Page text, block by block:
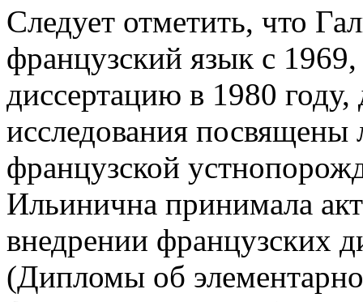
Следует отметить, что
французский язык с
диссертацию в 1980
исследования посвящены
французской
Ильинична принимала
внедрении французских
(Дипломы об